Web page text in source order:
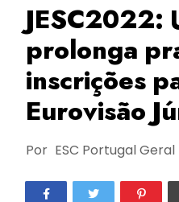
JESC2022:
prolonga
inscrições
Eurovisão
Por ESC Portugal Geral